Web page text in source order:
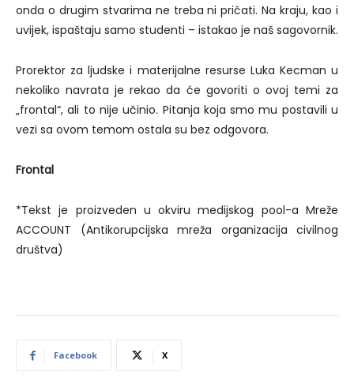
onda o drugim stvarima ne treba ni pričati. Na kraju, kao i
uvijek, ispaštaju samo studenti – istakao je naš sagovornik.
Prorektor za ljudske i materijalne resurse Luka Kecman u
nekoliko navrata je rekao da će govoriti o ovoj temi za
„frontal“, ali to nije učinio. Pitanja koja smo mu postavili u
vezi sa ovom temom ostala su bez odgovora.
Frontal
*Tekst je proizveden u okviru medijskog pool-a Mreže
ACCOUNT (Antikorupcijska mreža organizacija civilnog
društva)
Facebook X